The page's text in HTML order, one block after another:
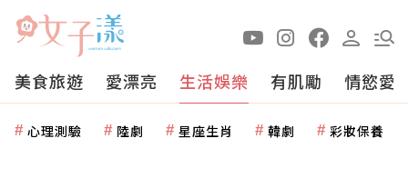
美食旅遊 愛漂亮 生活娛樂 有肌勵 情慾愛
心理測驗 陸劇 星座生肖 韓劇 彩妝保養